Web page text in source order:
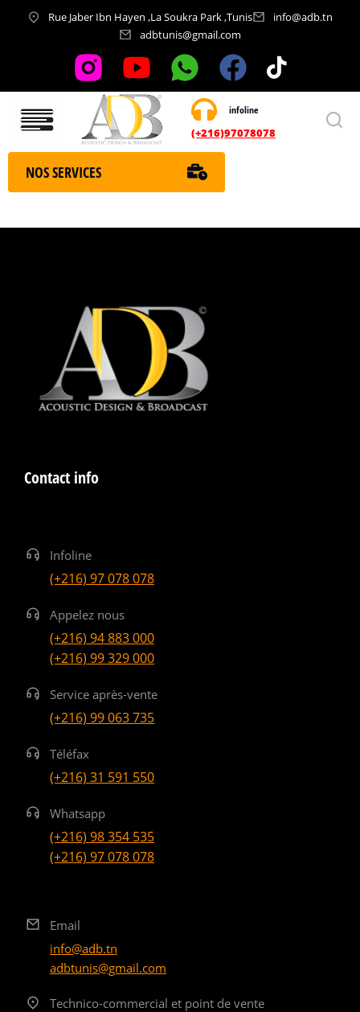
Rue Jaber Ibn Hayen ,La Soukra Park ,Tunis
info@adb.tn
adbtunis@gmail.com
infoline
(+216)97078078
Nos services
NOS SERVICES
Contact info
Infoline
(+216) 97 078 078
Appelez nous
(+216) 94 883 000
(+216) 99 329 000
Service après-vente
(+216) 99 063 735
Téléfax
(+216) 31 591 550
Whatsapp
(+216) 98 354 535
(+216) 97 078 078
Email
info@adb.tn
adbtunis@gmail.com
Technico-commercial et point de vente